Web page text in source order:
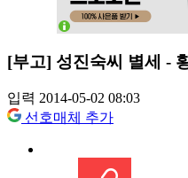
[부고] 성진숙씨 별세 -
입력 2014-05-02 08:03
선호매체 추가